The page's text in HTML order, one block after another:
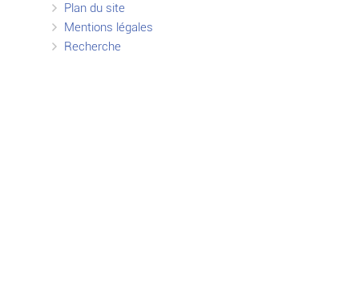
Plan du site
Mentions légales
Recherche